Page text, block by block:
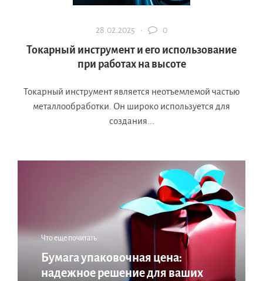
28.02.2025 · 0
Токарный инструмент и его использование
при работах на высоте
Токарный инструмент является неотъемлемой частью
металлообработки. Он широко используется для
создания...
Что еще почитать:
Бумага упаковочная цена:
надежное решение для ваших